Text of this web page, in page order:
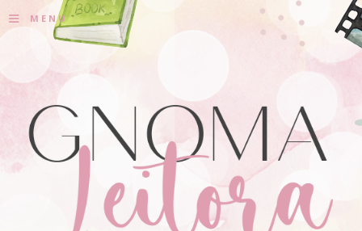
≡ MENU